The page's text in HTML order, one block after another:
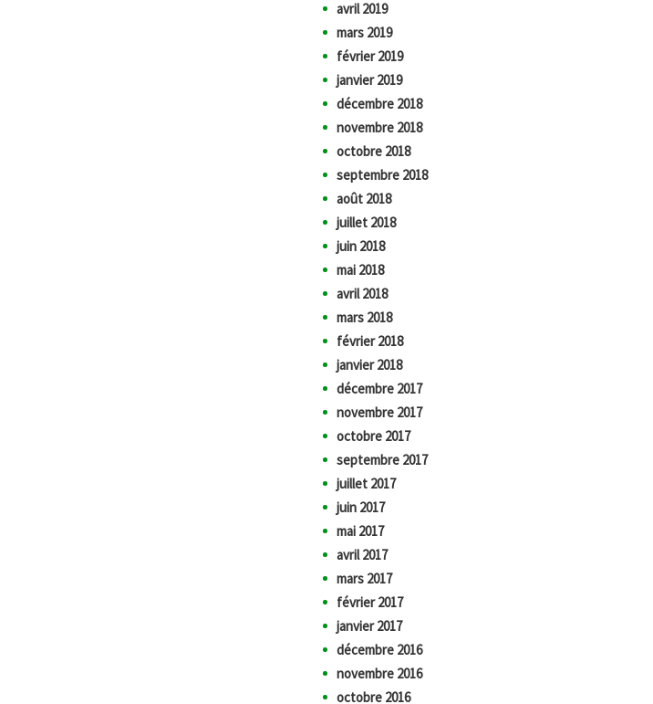
avril 2019
mars 2019
février 2019
janvier 2019
décembre 2018
novembre 2018
octobre 2018
septembre 2018
août 2018
juillet 2018
juin 2018
mai 2018
avril 2018
mars 2018
février 2018
janvier 2018
décembre 2017
novembre 2017
octobre 2017
septembre 2017
juillet 2017
juin 2017
mai 2017
avril 2017
mars 2017
février 2017
janvier 2017
décembre 2016
novembre 2016
octobre 2016